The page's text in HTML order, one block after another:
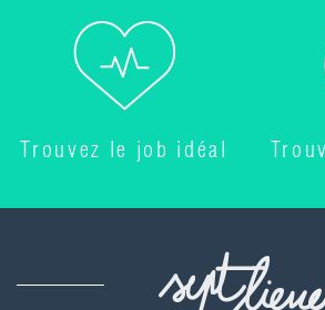
Trouvez le job idéal